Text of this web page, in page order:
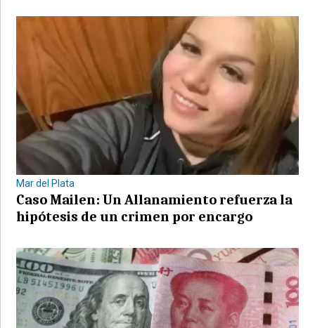
Mar del Plata
Caso Mailen: Un Allanamiento refuerza la
hipótesis de un crimen por encargo